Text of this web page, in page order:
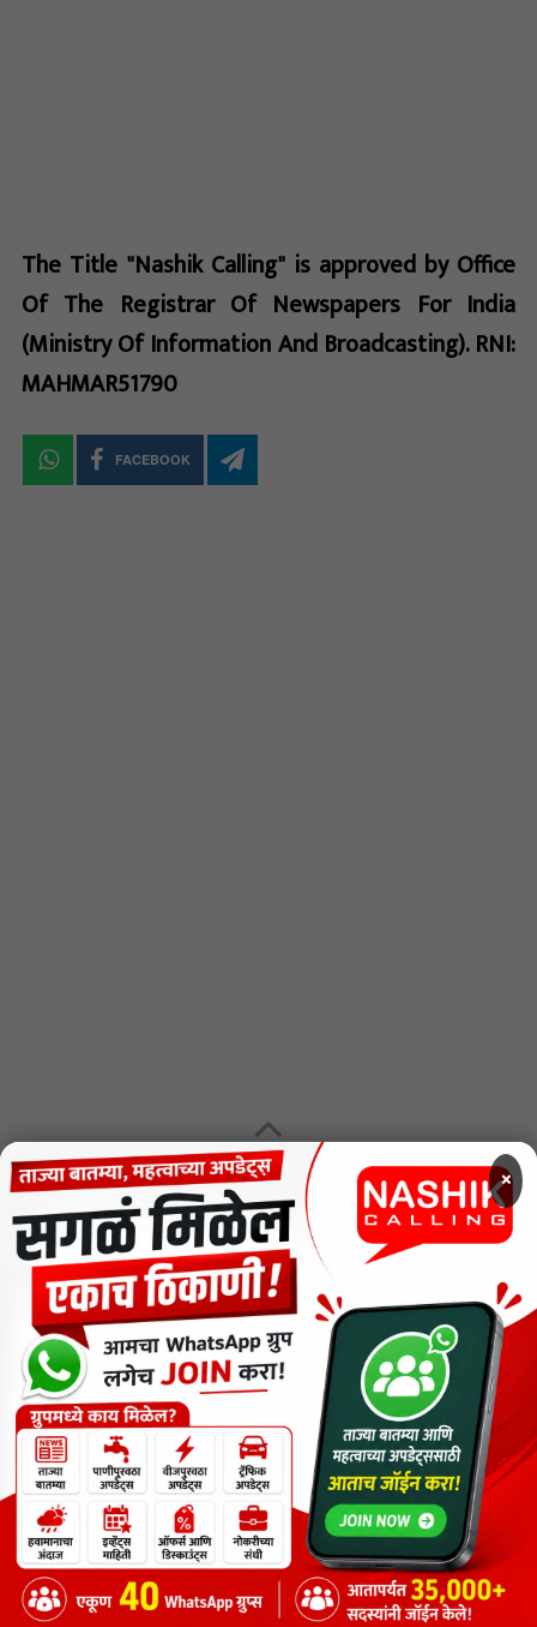
The Title "Nashik Calling" is approved by Office
Of The Registrar Of Newspapers For India
(Ministry Of Information And Broadcasting). RNI:
MAHMAR51790
FACEBOOK
MENU
CODE OF ETHICS FOR DIGITAL NEWS WEBSITES
Contact Us
Privacy Policy
Short News
ThemeNcode PDF Viewer SC [Do not Delete]
वाचकांना विनम्र सूचना
Nashik Calling - Nashik News in MarathiCopyright © 2026.Copyrights
×